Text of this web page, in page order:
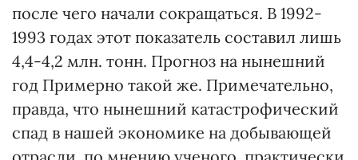
после чего начали сокращаться. В 1992-
1993 годах этот показатель составил лишь
4,4-4,2 млн. тонн. Прогноз на нынешний
год Примерно такой же. Примечательно,
правда, что нынешний катастрофический
спад в нашей экономике на добывающей